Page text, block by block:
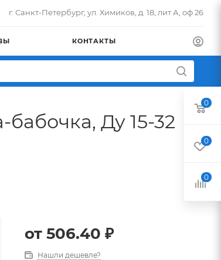
г. Санкт-Петербург, ул. Химиков, д. 18, лит А, оф 26
КОНТАКТЫ
Ду 15-32
от 506.40 ₽
Нашли дешевле?
0
0
0